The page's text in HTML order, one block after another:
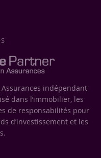
indépendant
dans l’immobilier, les
de responsabilités pour
d’investissement et les